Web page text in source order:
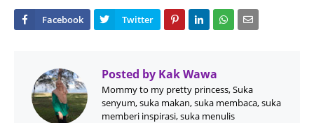
Posted by Kak Wawa
Mommy to my pretty princess, Suka
senyum, suka makan, suka membaca, suka
memberi inspirasi, suka menulis